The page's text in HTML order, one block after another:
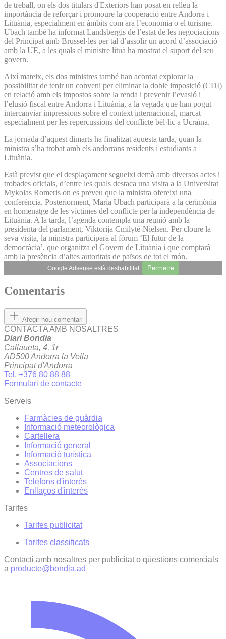
de treball, on els dos titulars d'Exteriors han posat en relleu la
importància de reforçar i promoure la cooperació entre Andorra i
Lituània, especialment en àmbits com ara l’economia o el turisme.
Ubach també ha informat Landsbergis de l’estat de les negociacions
del Principat amb Brussel·les per tal d’assolir un acord d’associació
amb la UE, a les quals el ministre lituà ha mostrat el suport del seu
govern.
Així mateix, els dos ministres també han acordat explorar la
possibilitat de tenir un conveni per eliminar la doble imposició (CDI)
en relació amb els impostos sobre la renda i prevenir l’evasió i
l’elusió fiscal entre Andorra i Lituània, a la vegada que han pogut
intercanviar impressions sobre el context internacional, marcat
especialment per les repercussions del conflicte bèl·lic a Ucraïna.
La jornada d’aquest dimarts ha finalitzat aquesta tarda, quan la
ministra s’ha trobat amb els andorrans residents i estudiants a
Lituània.
Està previst que el desplaçament segueixi demà amb diversos actes i
trobades oficials, d’entre les quals destaca una visita a la Universitat
Mykolas Romeris on es preveu que la ministra ofereixi una
conferència. Posteriorment, Maria Ubach participarà a la cerimònia
en homenatge de les víctimes del conflicte per la independència de
Lituània. A la tarda, l’agenda contempla una reunió amb la
presidenta del parlament, Viktorija Cmilyté-Nielsen. Per cloure la
seva visita, la ministra participarà al fòrum ‘El futur de la
democràcia’, que organitza el Govern de Lituània i que comptarà
amb la presència d’altes autoritats de països de tot el món.
Google Adsense està deshabilitat. Permetre
Comentaris
Afegir nou comentari
CONTACTA AMB NOSALTRES
Diari Bondia
Callaueta, 4, 1r
AD500 Andorra la Vella
Principat d'Andorra
Tel. +376 80 88 88
Formulari de contacte
Serveis
Farmàcies de guàrdia
Informació meteorològica
Cartellera
Informació general
Informació turística
Associacions
Centres de salut
Telèfons d'interès
Enllaços d'interés
Tarifes
Tarifes publicitat
Tarifes classificats
Contacti amb nosaltres per publicitat o qüestions comercials
a producte@bondia.ad